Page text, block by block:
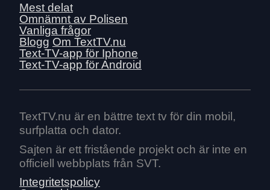
Mest delat
Omnämnt av Polisen
Vanliga frågor
Blogg Om TextTV.nu
Text-TV-app för Iphone
Text-TV-app för Android
TextTV.nu är en bättre text tv för din mobil,
surfplatta och dator.
Sajten är ett fristående projekt och är inte en
officiell webbplats från SVT.
Integritetspolicy